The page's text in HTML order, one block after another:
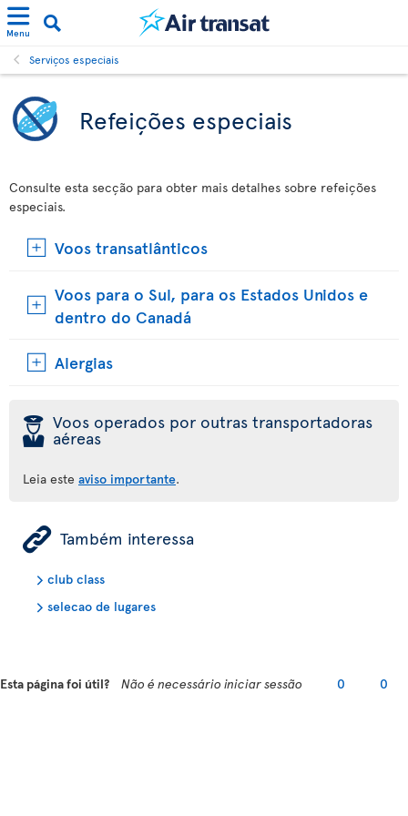
Menu
Serviços especiais
Refeições especiais
Consulte esta secção para obter mais detalhes sobre refeições
especiais.
Voos transatlânticos
Voos para o Sul, para os Estados Unidos e
dentro do Canadá
Alergias
þ Voos operados por outras transportadoras
aéreas
Leia este aviso importante.
ÿ Também interessa
club class
selecao de lugares
Esta página foi útil? Não é necessário iniciar sessão 0 0